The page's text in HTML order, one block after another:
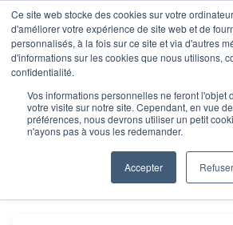
Ce site web stocke des cookies sur votre
d'améliorer votre expérience de site web et de
personnalisés, à la fois sur ce site et via d'autres
d'informations sur les cookies que nous utilisons,
confidentialité.
Vos informations personnelles ne feront l'objet
votre visite sur notre site. Cependant, en vue
préférences, nous devrons utiliser un petit
n'ayons pas à vous les redemander.
Accepter Refuser
Rencontre
informative :
son atelier